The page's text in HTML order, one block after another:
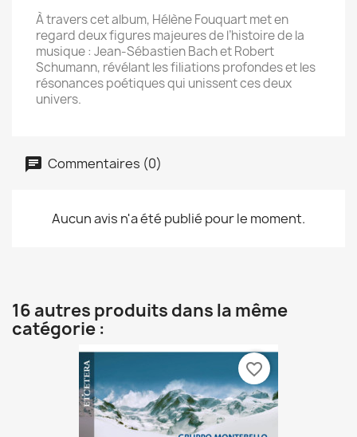
À travers cet album, Hélène Fouquart met en
regard deux figures majeures de l’histoire de la
musique : Jean-Sébastien Bach et Robert
Schumann, révélant les filiations profondes et les
résonances poétiques qui unissent ces deux
univers.
Commentaires (0)
Aucun avis n'a été publié pour le moment.
16 autres produits dans la même
catégorie :
favorite_border